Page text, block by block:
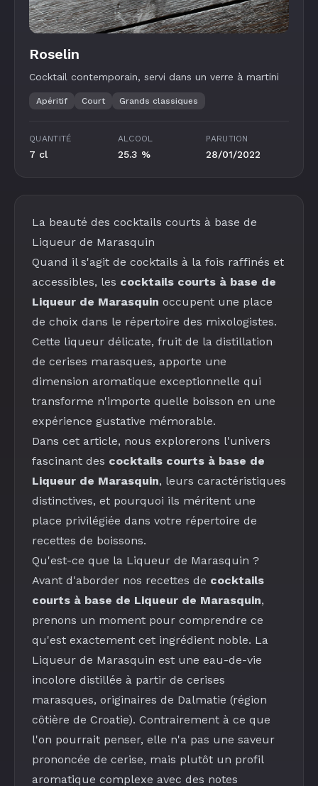
Roselin
Cocktail contemporain, servi dans un verre à martini
Apéritif Court Grands classiques
QUANTITÉ
7 cl
ALCOOL
25.3 %
PARUTION
28/01/2022
La beauté des cocktails courts à base de
Liqueur de Marasquin
Quand il s'agit de cocktails à la fois raffinés et
accessibles, les cocktails courts à base de
Liqueur de Marasquin occupent une place
de choix dans le répertoire des mixologistes.
Cette liqueur délicate, fruit de la distillation
de cerises marasques, apporte une
dimension aromatique exceptionnelle qui
transforme n'importe quelle boisson en une
expérience gustative mémorable.
Dans cet article, nous explorerons l'univers
fascinant des cocktails courts à base de
Liqueur de Marasquin, leurs caractéristiques
distinctives, et pourquoi ils méritent une
place privilégiée dans votre répertoire de
recettes de boissons.
Qu'est-ce que la Liqueur de Marasquin ?
Avant d'aborder nos recettes de cocktails
courts à base de Liqueur de Marasquin,
prenons un moment pour comprendre ce
qu'est exactement cet ingrédient noble. La
Liqueur de Marasquin est une eau-de-vie
incolore distillée à partir de cerises
marasques, originaires de Dalmatie (région
côtière de Croatie). Contrairement à ce que
l'on pourrait penser, elle n'a pas une saveur
prononcée de cerise, mais plutôt un profil
aromatique complexe avec des notes